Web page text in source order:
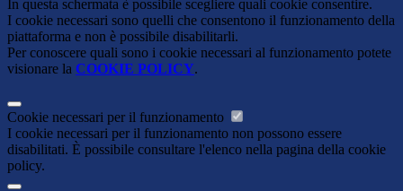
In questa schermata è possibile scegliere quali cookie consentire.
I cookie necessari sono quelli che consentono il funzionamento della
piattaforma e non è possibile disabilitarli.
Per conoscere quali sono i cookie necessari al funzionamento potete
visionare la COOKIE POLICY.
Cookie necessari per il funzionamento
I cookie necessari per il funzionamento non possono essere
disabilitati. È possibile consultare l'elenco nella pagina della cookie
policy.